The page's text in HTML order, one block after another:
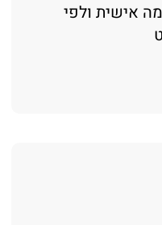
אישית ולפי